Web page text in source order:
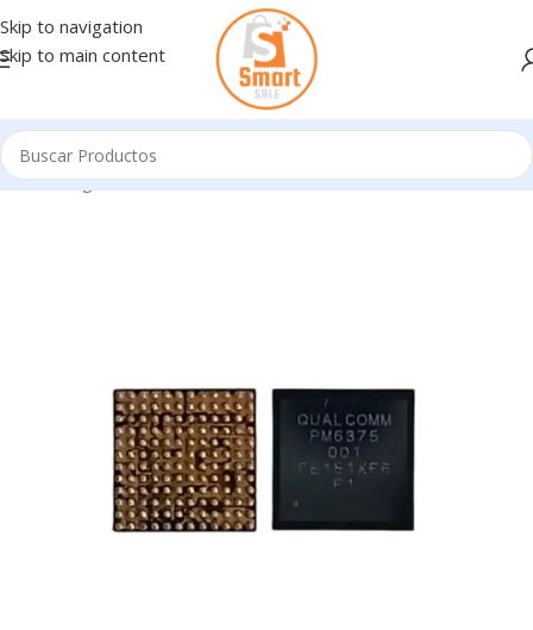
Skip to navigation
Skip to main content
Inicio/Ingresando